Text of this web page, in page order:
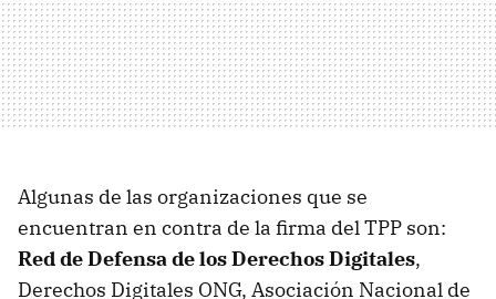
Algunas de las organizaciones que se
encuentran en contra de la firma del TPP son:
Red de Defensa de los Derechos Digitales,
Derechos Digitales ONG, Asociación Nacional de